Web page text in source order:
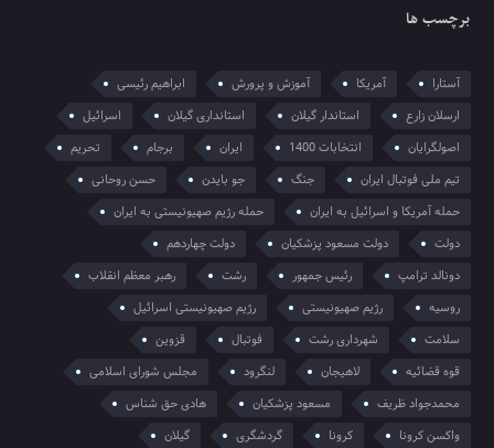
برچسب ها
آستارا آمریکا آموزش و پرورش
ابراهیم رئیسی
ارسلان زارع
استاندار گیلان استانداری گیلان
اسرائیل
اصولگرایان
انتخابات 1400 ایران برجام
تحریم
تیم ملی فوتبال ایران
جنگ جو بایدن
حسن روحانی
حمله آمریکا و اسرائیل به ایران
حمله رژیم صهیونیستی به ایران
دولت
دولت مسعود پزشکیان
دولت چهاردهم
دونالد ترامپ
رئیس جمهور رشت
رهبر معظم انقلاب
روسیه
رژیم صهیونیستی
رژیم صهیونیستی اسرائیل
سلامت
شهرداری رشت فوتبال
قزوین
قوه قضائیه
لاهیجان لنگرود
مجلس شورای اسلامی
محمدجواد ظریف
مسعود پزشکیان
هادی حق شناس
واکسن کرونا
کرونا گردشگری گیلان